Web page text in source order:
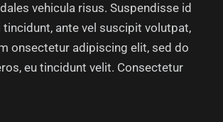
vehicula risus. Suspendisse id
ante vel suscipit volutpat,
onsectetur adipiscing elit, sed do
eu tincidunt velit. Consectetur